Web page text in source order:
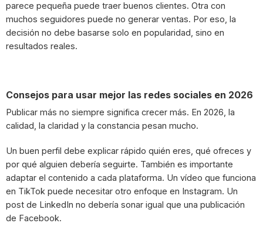
parece pequeña puede traer buenos clientes. Otra con
muchos seguidores puede no generar ventas. Por eso, la
decisión no debe basarse solo en popularidad, sino en
resultados reales.
Consejos para usar mejor las redes sociales en 2026
Publicar más no siempre significa crecer más. En 2026, la
calidad, la claridad y la constancia pesan mucho.
Un buen perfil debe explicar rápido quién eres, qué ofreces y
por qué alguien debería seguirte. También es importante
adaptar el contenido a cada plataforma. Un vídeo que funciona
en TikTok puede necesitar otro enfoque en Instagram. Un
post de LinkedIn no debería sonar igual que una publicación
de Facebook.